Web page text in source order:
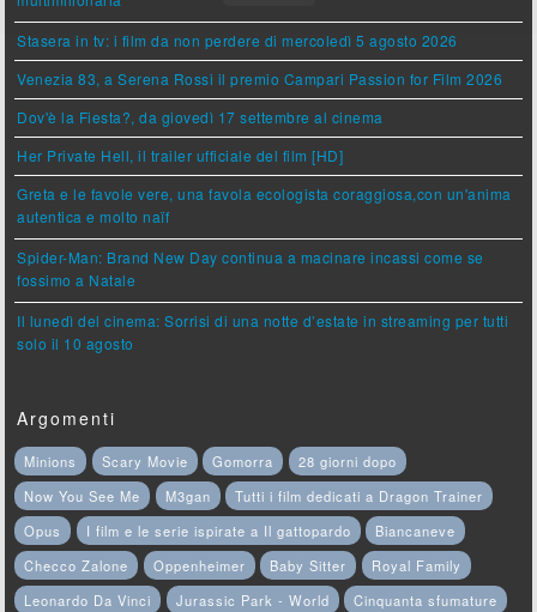
Stasera in tv: i film da non perdere di mercoledì 5 agosto 2026
Venezia 83, a Serena Rossi il premio Campari Passion for Film 2026
Dov'è la Fiesta?, da giovedì 17 settembre al cinema
Her Private Hell, il trailer ufficiale del film [HD]
Greta e le favole vere, una favola ecologista coraggiosa,con un'anima
autentica e molto naïf
Spider-Man: Brand New Day continua a macinare incassi come se
fossimo a Natale
Il lunedì del cinema: Sorrisi di una notte d’estate in streaming per tutti
solo il 10 agosto
Argomenti
Minions Scary Movie Gomorra
28 giorni dopo
Now You See Me
M3gan
Tutti i film dedicati a Dragon Trainer
Opus
I film e le serie ispirate a Il gattopardo
Biancaneve
Checco Zalone
Oppenheimer Baby Sitter
Royal Family
Leonardo Da Vinci
Jurassic Park - World
Cinquanta sfumature